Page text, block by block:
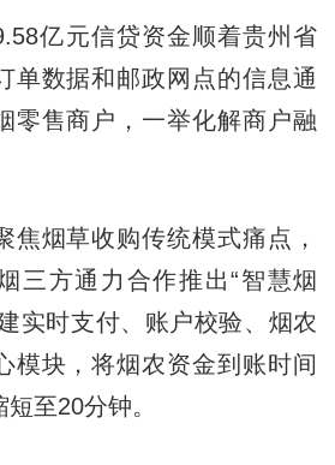
亿元信贷资金顺着贵州省
单数据和邮政网点的信息通
零售商户，一举化解商户融
烟草收购传统模式痛点，
三方通力合作推出“智慧烟
实时支付、账户校验、烟农
模块，将烟农资金到账时间
至20分钟。